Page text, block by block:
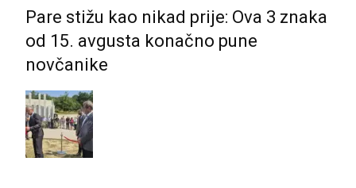
Pare stižu kao nikad prije: Ova 3 znaka
od 15. avgusta konačno pune
novčanike